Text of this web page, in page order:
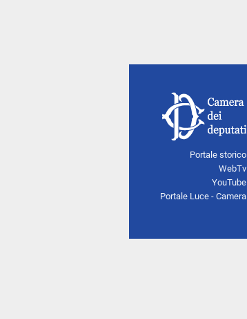
Portale storico
WebTv
YouTube
Portale Luce - Camera